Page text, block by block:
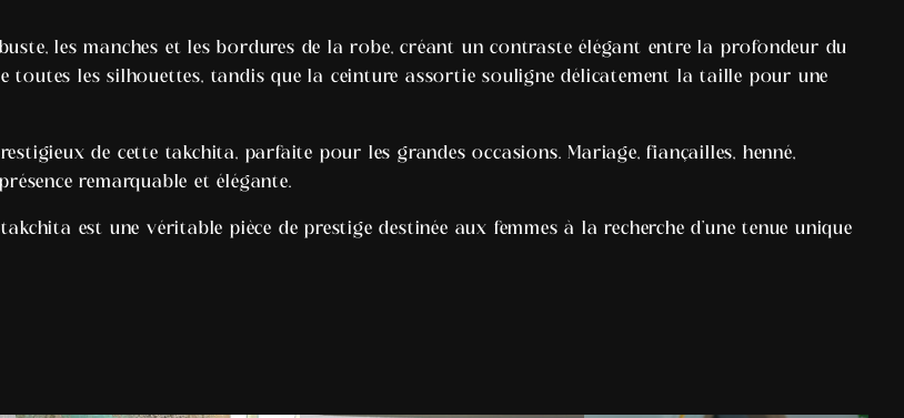
les manches et les bordures de la robe, créant un contraste élégant entre la profondeur du
toutes les silhouettes, tandis que la ceinture assortie souligne délicatement la taille pour une
de cette takchita, parfaite pour les grandes occasions. Mariage, fiançailles, henné,
remarquable et élégante.
est une véritable pièce de prestige destinée aux femmes à la recherche d’une tenue unique